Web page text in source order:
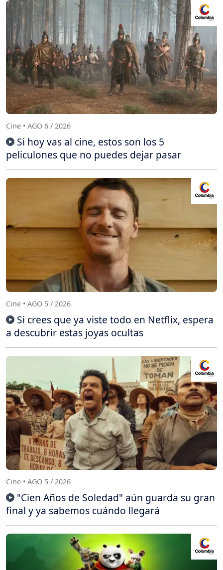
Cine • AGO 6 / 2026
Si hoy vas al cine, estos son los 5
peliculones que no puedes dejar pasar
Cine • AGO 5 / 2026
Si crees que ya viste todo en Netflix, espera
a descubrir estas joyas ocultas
Cine • AGO 5 / 2026
"Cien Años de Soledad" aún guarda su gran
final y ya sabemos cuándo llegará